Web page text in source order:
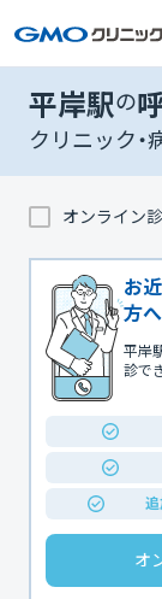
平岸駅の
クリニック・
オンライン
お
方へ
平岸
診で
オ